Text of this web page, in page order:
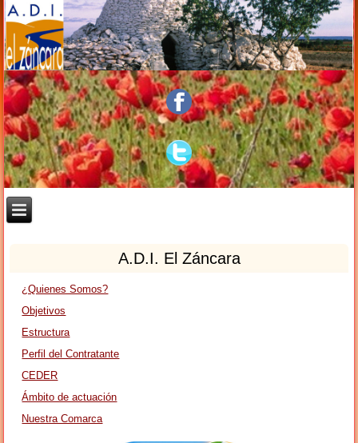
A.D.I. El Záncara
¿Quienes Somos?
Objetivos
Estructura
Perfil del Contratante
CEDER
Ámbito de actuación
Nuestra Comarca